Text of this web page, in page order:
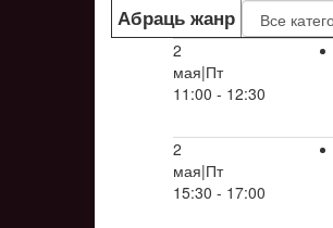
Абраць жанр
2
мая|Пт
11:00 - 12:30
2
мая|Пт
15:30 - 17:00